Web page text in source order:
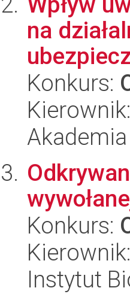
na
Konkurs:
Konkurs:
Instytut